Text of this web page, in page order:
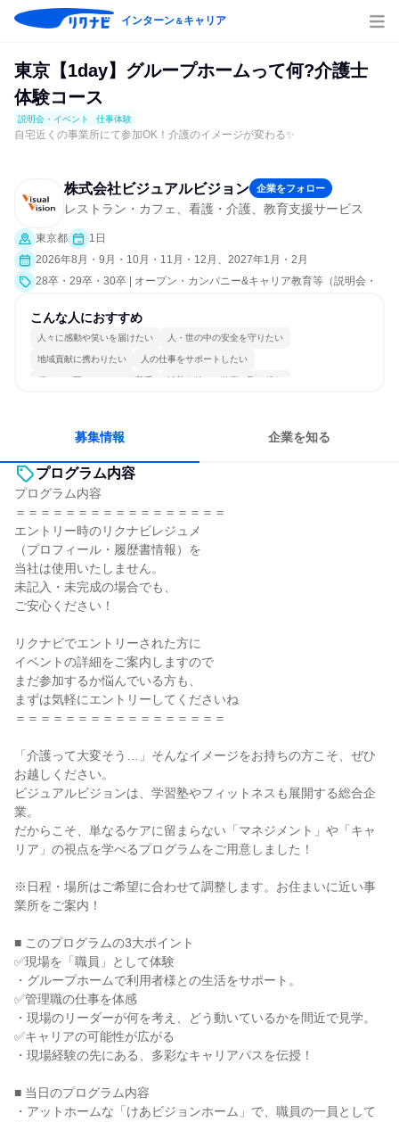
インターン＆キャリア
東京【1day】グループホームって何?介護士
体験コース
説明会・イベント 仕事体験
自宅近くの事業所にて参加OK！介護のイメージが変わる✨
株式会社ビジュアルビジョン 企業をフォロー
レストラン・カフェ、看護・介護、教育支援サービス
東京都
1日
2026年8月・9月・10月・11月・12月、2027年1月・2月
28卒・29卒・30卒 | オープン・カンパニー&キャリア教育等（説明会・
こんな人におすすめ
人々に感動や笑いを届けたい 人・世の中の安全を守りたい
地域貢献に携わりたい 人の仕事をサポートしたい
穏やかで互いのペースを尊重 情熱を持って仕事に取り組む
募集情報 企業を知る
プログラム内容
プログラム内容
＝＝＝＝＝＝＝＝＝＝＝＝＝＝＝＝＝
エントリー時のリクナビレジュメ
（プロフィール・履歴書情報）を
当社は使用いたしません。
未記入・未完成の場合でも、
ご安心ください！
リクナビでエントリーされた方に
イベントの詳細をご案内しますので
まだ参加するか悩んでいる方も、
まずは気軽にエントリーしてくださいね
＝＝＝＝＝＝＝＝＝＝＝＝＝＝＝＝＝
「介護って大変そう…」そんなイメージをお持ちの方こそ、ぜひ
お越しください。
ビジュアルビジョンは、学習塾やフィットネスも展開する総合企
業。
だからこそ、単なるケアに留まらない「マネジメント」や「キャ
リア」の視点を学べるプログラムをご用意しました！
※日程・場所はご希望に合わせて調整します。お住まいに近い事
業所をご案内！
■ このプログラムの3大ポイント
✅現場を「職員」として体験
・グループホームで利用者様との生活をサポート。
✅管理職の仕事を体感
・現場のリーダーが何を考え、どう動いているかを間近で見学。
✅キャリアの可能性が広がる
・現場経験の先にある、多彩なキャリアパスを伝授！
■ 当日のプログラム内容
・アットホームな「けあビジョンホーム」で、職員の一員として